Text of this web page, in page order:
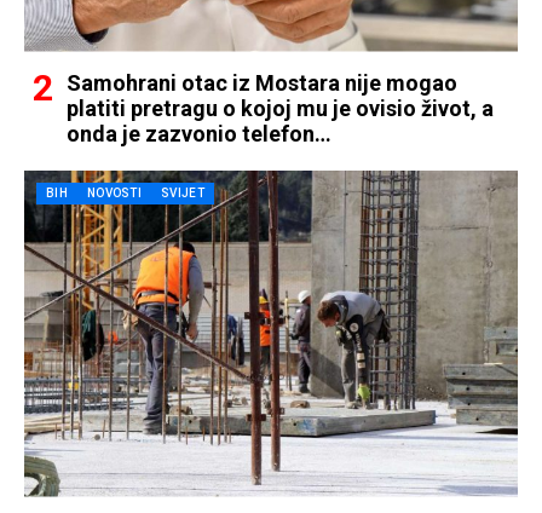
Samohrani otac iz Mostara nije mogao
platiti pretragu o kojoj mu je ovisio život, a
onda je zazvonio telefon…
BIH NOVOSTI SVIJET